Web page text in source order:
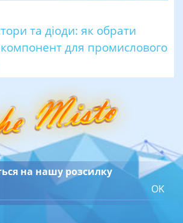
та діоди: як обрати
для промислового
на нашу розсилку
OK